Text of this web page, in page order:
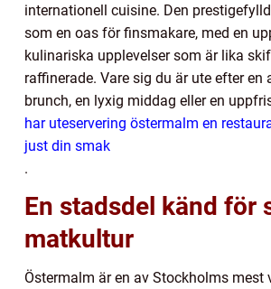
internationell cuisine. Den
som en oas för finsmakare, med en
kulinariska upplevelser som är lika
raffinerade. Vare sig du är ute efter en
brunch, en lyxig middag eller en
har uteservering östermalm en
just din smak
.
En stadsdel känd för
matkultur
Östermalm är en av Stockholms mest